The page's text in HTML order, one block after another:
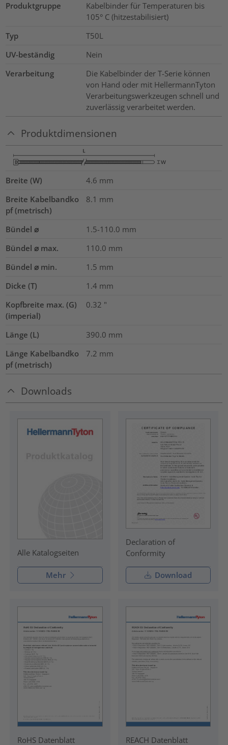
Produktgruppe
Kabelbinder für Temperaturen bis
105° C (hitzestabilisiert)
Typ
T50L
UV-beständig
Nein
Verarbeitung
Die Kabelbinder der T-Serie können
von Hand oder mit HellermannTyton
Verarbeitungswerkzeugen schnell und
zuverlässig verarbeitet werden.
Produktdimensionen
Breite (W) 4.6 mm
Breite Kabelbandko
pf (metrisch)
8.1 mm
Bündel ⌀ 1.5-110.0 mm
Bündel ⌀ max.
110.0 mm
Bündel ⌀ min.
1.5 mm
Dicke (T)
1.4 mm
Kopfbreite max. (G)
(imperial)
0.32 "
Länge (L) 390.0 mm
Länge Kabelbandko
pf (metrisch)
7.2 mm
Downloads
Alle Katalogseiten
Mehr
Declaration of
Conformity
Download
RoHS Datenblatt REACH Datenblatt